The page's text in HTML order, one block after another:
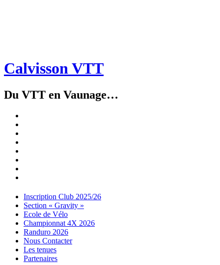
Calvisson VTT
Du VTT en Vaunage…
Menu
Widgets
Recherche
Aller
contenu
Inscription Club 2025/26
Section « Gravity »
Ecole de Vélo
Championnat 4X 2026
Randuro 2026
Nous Contacter
Les tenues
Partenaires